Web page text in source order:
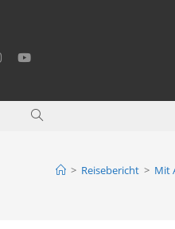
WEBSITE-
UMSCHALTEN
> Reisebericht > Mit